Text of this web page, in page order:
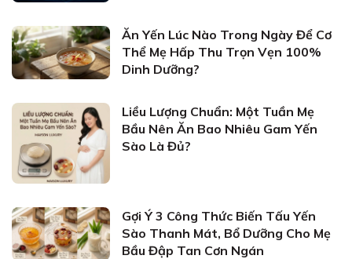
Ăn Yến Lúc Nào Trong Ngày Để Cơ
Thể Mẹ Hấp Thu Trọn Vẹn 100%
Dinh Dưỡng?
Liều Lượng Chuẩn: Một Tuần Mẹ
Bầu Nên Ăn Bao Nhiêu Gam Yến
Sào Là Đủ?
Gợi Ý 3 Công Thức Biến Tấu Yến
Sào Thanh Mát, Bổ Dưỡng Cho Mẹ
Bầu Đập Tan Cơn Ngán